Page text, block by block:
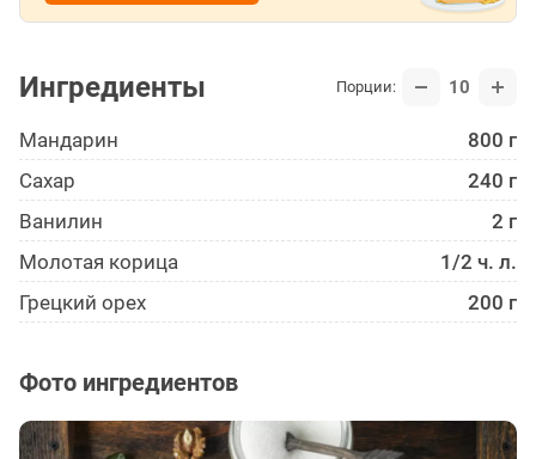
Ингредиенты Порции: 10
Мандарин
800 г
Сахар
240 г
Ванилин
2 г
Молотая корица
1/2 ч. л.
Грецкий орех
200 г
Фото ингредиентов